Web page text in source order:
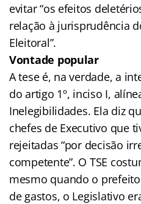
evitar “os efeitos
relação à jurisprudência
Eleitoral”.
Vontade popular
A tese é, na verdade, a
do artigo 1º, inciso I,
Inelegibilidades. Ela diz
chefes de Executivo que
rejeitadas “por decisão
competente”. O TSE
mesmo quando o
de gastos, o Legislativo